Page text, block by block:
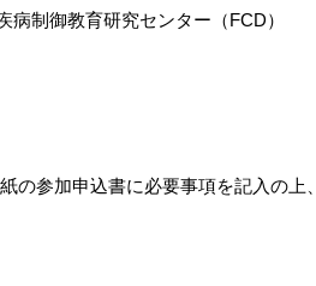
制御教育研究センター（FCD）
の参加申込書に必要事項を記入の上、